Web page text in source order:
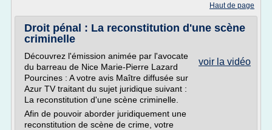
Haut de page
Droit pénal : La reconstitution d'une scène
criminelle
voir la vidéo
Découvrez l'émission animée par l'avocate
du barreau de Nice Marie-Pierre Lazard
Pourcines : A votre avis Maître diffusée sur
Azur TV traitant du sujet juridique suivant :
La reconstitution d'une scène criminelle.
Afin de pouvoir aborder juridiquement une
reconstitution de scène de crime, votre